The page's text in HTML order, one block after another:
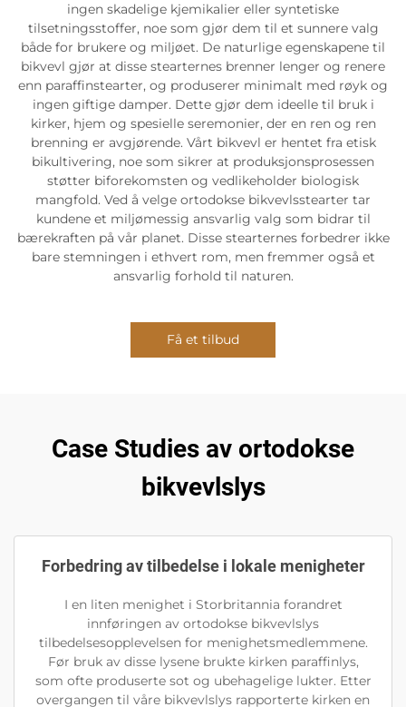
ingen skadelige kjemikalier eller syntetiske
tilsetningsstoffer, noe som gjør dem til et sunnere valg
både for brukere og miljøet. De naturlige egenskapene til
bikvevl gjør at disse stearternes brenner lenger og renere
enn paraffinstearter, og produserer minimalt med røyk og
ingen giftige damper. Dette gjør dem ideelle til bruk i
kirker, hjem og spesielle seremonier, der en ren og ren
brenning er avgjørende. Vårt bikvevl er hentet fra etisk
bikultivering, noe som sikrer at produksjonsprosessen
støtter biforekomsten og vedlikeholder biologisk
mangfold. Ved å velge ortodokse bikvevlsstearter tar
kundene et miljømessig ansvarlig valg som bidrar til
bærekraften på vår planet. Disse stearternes forbedrer ikke
bare stemningen i ethvert rom, men fremmer også et
ansvarlig forhold til naturen.
Få et tilbud
Case Studies av ortodokse
bikvevlslys
Forbedring av tilbedelse i lokale menigheter
I en liten menighet i Storbritannia forandret
innføringen av ortodokse bikvevlslys
tilbedelsesopplevelsen for menighetsmedlemmene.
Før bruk av disse lysene brukte kirken paraffinlys,
som ofte produserte sot og ubehagelige lukter. Etter
overgangen til våre bikvevlslys rapporterte kirken en